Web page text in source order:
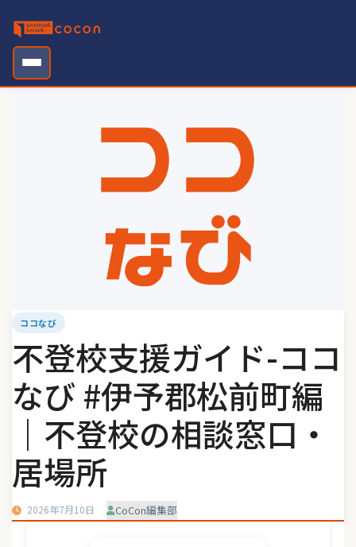
content
ココなび
不登校支援ガイド-ココ
なび #伊予郡松前町編
｜不登校の相談窓口・
居場所
2026年7月10日 CoCon編集部